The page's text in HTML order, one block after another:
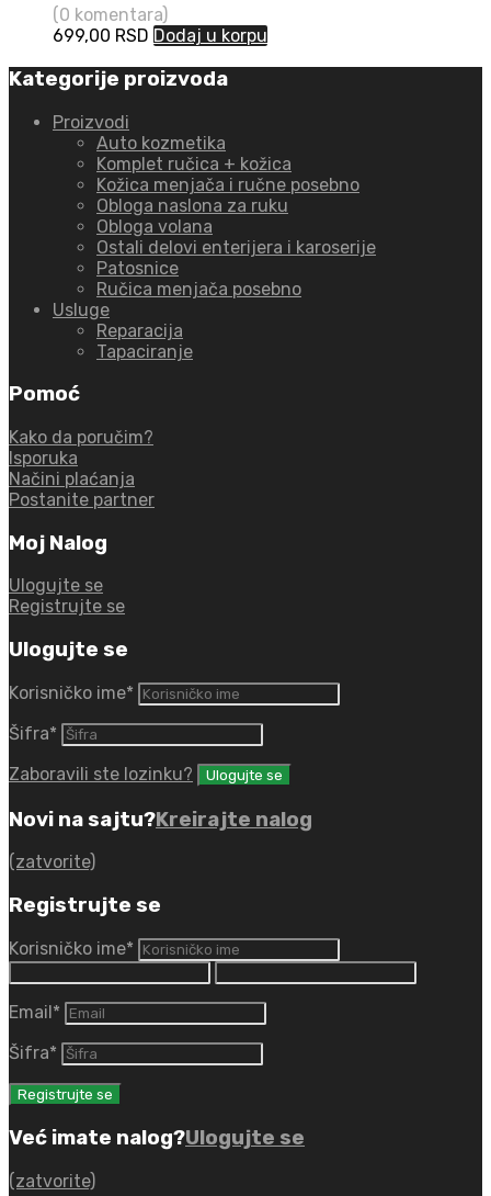
(0 komentara)
699,00 RSD Dodaj u korpu
Kategorije proizvoda
Proizvodi
Auto kozmetika
Komplet ručica + kožica
Kožica menjača i ručne posebno
Obloga naslona za ruku
Obloga volana
Ostali delovi enterijera i karoserije
Patosnice
Ručica menjača posebno
Usluge
Reparacija
Tapaciranje
Pomoć
Kako da poručim?
Isporuka
Načini plaćanja
Postanite partner
Moj Nalog
Ulogujte se
Registrujte se
Ulogujte se
Korisničko ime*
Šifra*
Zaboravili ste lozinku?
Novi na sajtu?Kreirajte nalog
(zatvorite)
Registrujte se
Korisničko ime*
Email*
Šifra*
Već imate nalog?Ulogujte se
(zatvorite)